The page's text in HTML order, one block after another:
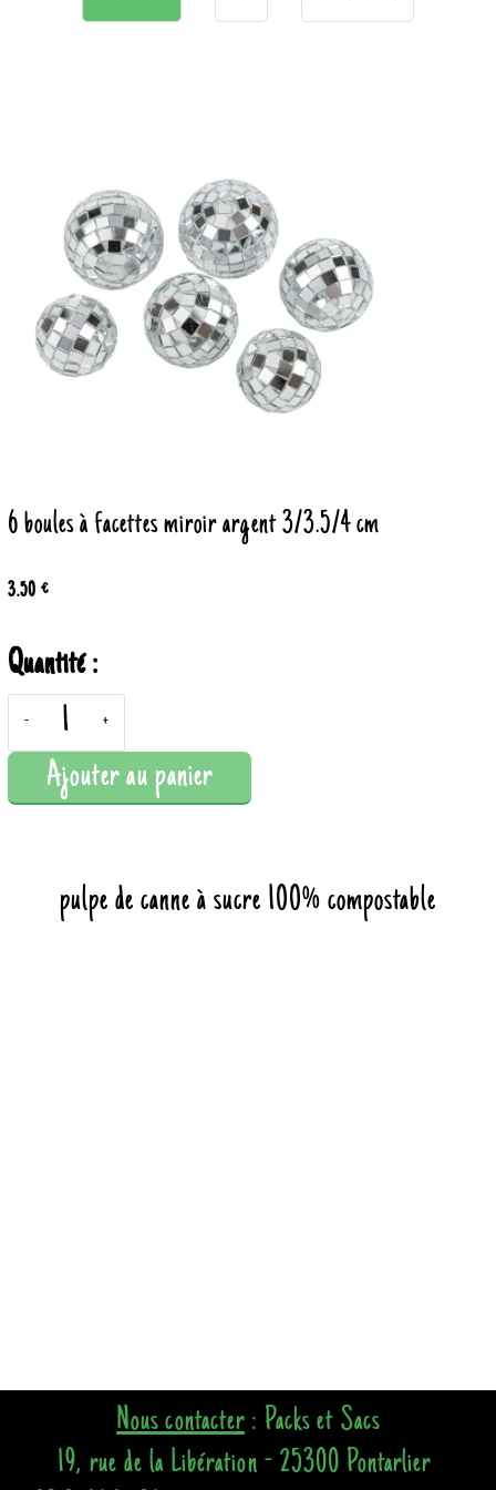
6 boules à facettes miroir argent 3/3.5/4 cm
3.50 €
Quantité :
- +
Ajouter au panier
pulpe de canne à sucre 100% compostable
Nous contacter: Packs et Sacs
19, rue de la Libération - 25300 Pontarlier